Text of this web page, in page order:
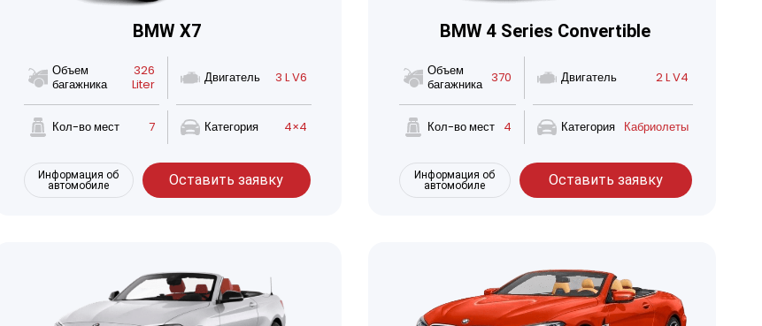
BMW X7
Объем
багажника
326
Liter
Двигатель 3 L V6
Кол-во мест 7 Категория 4×4
Информация об
автомобиле
Оставить заявку
BMW 4 Series Convertible
Объем
багажника
370 Двигатель 2 L V4
Кол-во мест 4 Категория Кабриолеты
Информация об
автомобиле
Оставить заявку